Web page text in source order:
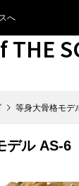
へ
THE
等身大骨格モデ
デル AS-6